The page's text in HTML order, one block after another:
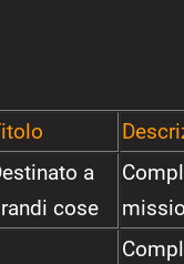
a
cose